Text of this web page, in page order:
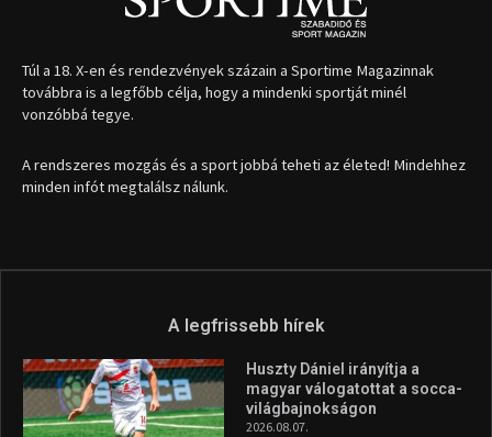
Túl a 18. X-en és rendezvények százain a Sportime Magazinnak
továbbra is a legfőbb célja, hogy a mindenki sportját minél
vonzóbbá tegye.
A rendszeres mozgás és a sport jobbá teheti az életed! Mindehhez
minden infót megtalálsz nálunk.
A legfrissebb hírek
Huszty Dániel irányítja a
magyar válogatottat a socca-
világbajnokságon
2026.08.07.